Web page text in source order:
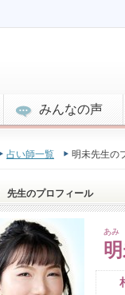
みんなの声
占い師一覧 明未先生の
先生のプロフィール
あみ